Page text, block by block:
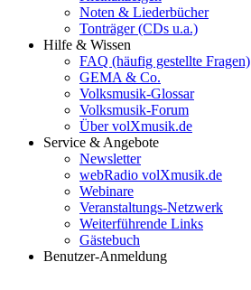
Noten & Liederbücher
Tonträger (CDs u.a.)
Hilfe & Wissen
FAQ (häufig gestellte Fragen)
GEMA & Co.
Volksmusik-Glossar
Volksmusik-Forum
Über volXmusik.de
Service & Angebote
Newsletter
webRadio volXmusik.de
Webinare
Veranstaltungs-Netzwerk
Weiterführende Links
Gästebuch
Benutzer-Anmeldung